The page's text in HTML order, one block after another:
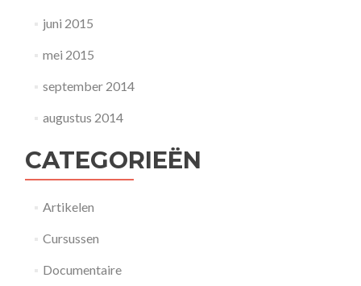
juni 2015
mei 2015
september 2014
augustus 2014
CATEGORIEËN
Artikelen
Cursussen
Documentaire